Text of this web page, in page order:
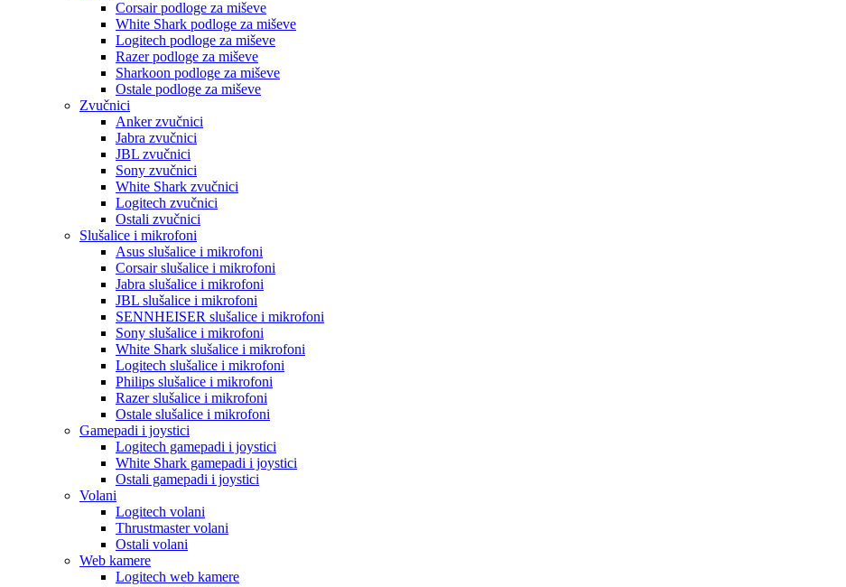
Corsair podloge za miševe
White Shark podloge za miševe
Logitech podloge za miševe
Razer podloge za miševe
Sharkoon podloge za miševe
Ostale podloge za miševe
Zvučnici
Anker zvučnici
Jabra zvučnici
JBL zvučnici
Sony zvučnici
White Shark zvučnici
Logitech zvučnici
Ostali zvučnici
Slušalice i mikrofoni
Asus slušalice i mikrofoni
Corsair slušalice i mikrofoni
Jabra slušalice i mikrofoni
JBL slušalice i mikrofoni
SENNHEISER slušalice i mikrofoni
Sony slušalice i mikrofoni
White Shark slušalice i mikrofoni
Logitech slušalice i mikrofoni
Philips slušalice i mikrofoni
Razer slušalice i mikrofoni
Ostale slušalice i mikrofoni
Gamepadi i joystici
Logitech gamepadi i joystici
White Shark gamepadi i joystici
Ostali gamepadi i joystici
Volani
Logitech volani
Thrustmaster volani
Ostali volani
Web kamere
Logitech web kamere